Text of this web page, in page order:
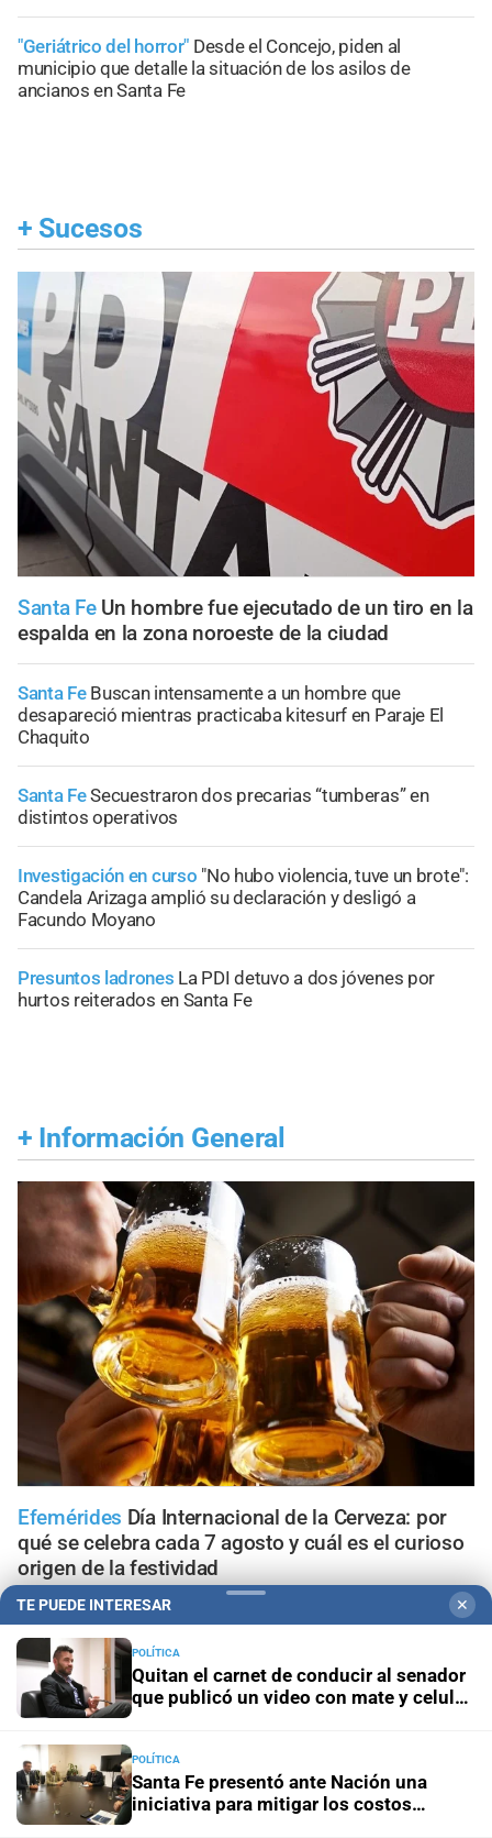
"Geriátrico del horror" Desde el Concejo, piden al
municipio que detalle la situación de los asilos de
ancianos en Santa Fe
+ Sucesos
Santa Fe Un hombre fue ejecutado de un tiro en la
espalda en la zona noroeste de la ciudad
Santa Fe Buscan intensamente a un hombre que
desapareció mientras practicaba kitesurf en Paraje El
Chaquito
Santa FeSecuestraron dos precarias “tumberas” en
distintos operativos
Investigación en curso "No hubo violencia, tuve un brote":
Candela Arizaga amplió su declaración y desligó a
Facundo Moyano
Presuntos ladrones La PDI detuvo a dos jóvenes por
hurtos reiterados en Santa Fe
+ Información General
Efemérides Día Internacional de la Cerveza: por
qué se celebra cada 7 agosto y cuál es el curioso
origen de la festividad
Alemania - AustraliaEl 80 % de las especies de
mariposas se está mudando
Sorteo Aniversario Quini 6: pozo de $20.000 millones,
Visitas guiadasLas escuelas santafesinas vivirán de
cerca los Juegos Suramericanos 2026
TE PUEDE INTERESAR ✕
POLÍTICA
Quitan el carnet de conducir al senador
que publicó un video con mate y celular
POLÍTICA
Santa Fe presentó ante Nación una
iniciativa para mitigar los costos